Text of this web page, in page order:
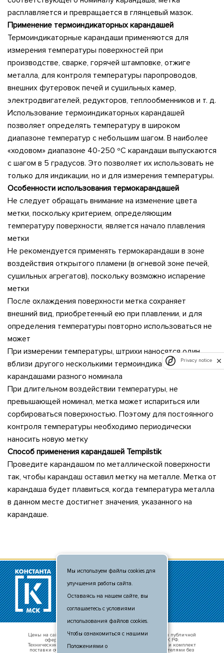
расплавляется и превращается в глянцевый мазок.
Применение термоиндикаторных карандашей
Термоиндикаторные карандаши применяются для
измерения температуры поверхностей при
производстве, сварке, горячей штамповке, отжиге
металла, для контроля температуры паропроводов,
внешних футеровок печей и сушильных камер,
электродвигателей, редукторов, теплообменников и т. д.
Использование термоиндикаторных карандашей
позволяет определять температуру в широком
диапазоне температур с небольшим шагом. В наиболее
«ходовом» диапазоне 40-250 ºС карандаши выпускаются
с шагом в 5 градусов. Это позволяет их использовать не
только для индикации, но и для измерения температуры.
Особенности использования термокарандашей
Не следует обращать внимание на изменение цвета
метки, поскольку критерием, определяющим
температуру поверхности, является начало плавления
метки
Не рекомендуется применять термокарандаши в зоне
воздействия открытого пламени (в огневой зоне печей,
сушильных агрегатов), поскольку возможно испарение
метки
После охлаждения поверхности метка сохраняет
внешний вид, приобретенный ею при плавлении, и для
определения температуры повторно использоваться не
может
При измерении температуры, штрихи наносятся один
вблизи другого несколькими термоиндикаторными
карандашами разного номинала
При длительном воздействии температуры, не
превышающей номинал, метка может испариться или
сорбироваться поверхностью. Поэтому для постоянного
контроля температуры необходимо периодически
наносить новую метку
Способ применения карандашей Tempilstik
Проведите карандашом по металлической поверхности
так, чтобы карандаш оставил метку на металле. Метка от
карандаша будет плавиться, когда температура металла
в данном месте достигнет значения, указанного на
карандаше.
© 2011 - 2026
+7 (495) 481-80-88
info@c-msk.ru
Карта сайта
Цены на сайте носят справочный характер и не являются публичной
офертой, определяемой положениями п. 2 ст. 437 ГК РФ.
Технические характеристики оборудования, внешний вид и комплект
поставки оборудования могут быть изменены производителями без
Мы используем файлы cookies для
улучшения работы сайта.
Оставаясь на нашем сайте, вы
соглашаетесь с условиями
использования файлов cookies.
Чтобы ознакомиться с нашими
Положениями о
Privacy notice